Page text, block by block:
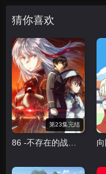
猜你喜欢
第23集完结